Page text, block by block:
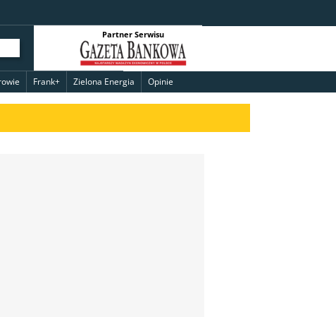
Partner Serwisu
Frank+ Zielona Energia Opinie